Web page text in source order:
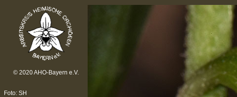
© 2020 AHO-Bayern e.V.
Foto: SH